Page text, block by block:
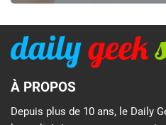
À PROPOS
Depuis plus de 10 ans, le Daily